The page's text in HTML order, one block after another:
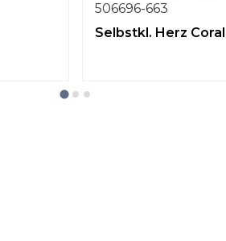
506696-663
Selbstkl. Herz Coral